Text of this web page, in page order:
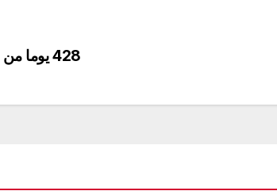
428 يوما من الإبادة..45 يوما الدفاع المدني معطل في شمال قطاع غزة